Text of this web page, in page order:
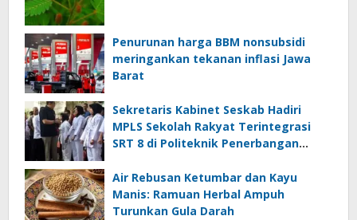
Penurunan harga BBM nonsubsidi
meringankan tekanan inflasi Jawa
Barat
Sekretaris Kabinet Seskab Hadiri
MPLS Sekolah Rakyat Terintegrasi
SRT 8 di Politeknik Penerbangan
Air Rebusan Ketumbar dan Kayu
Manis: Ramuan Herbal Ampuh
Turunkan Gula Darah